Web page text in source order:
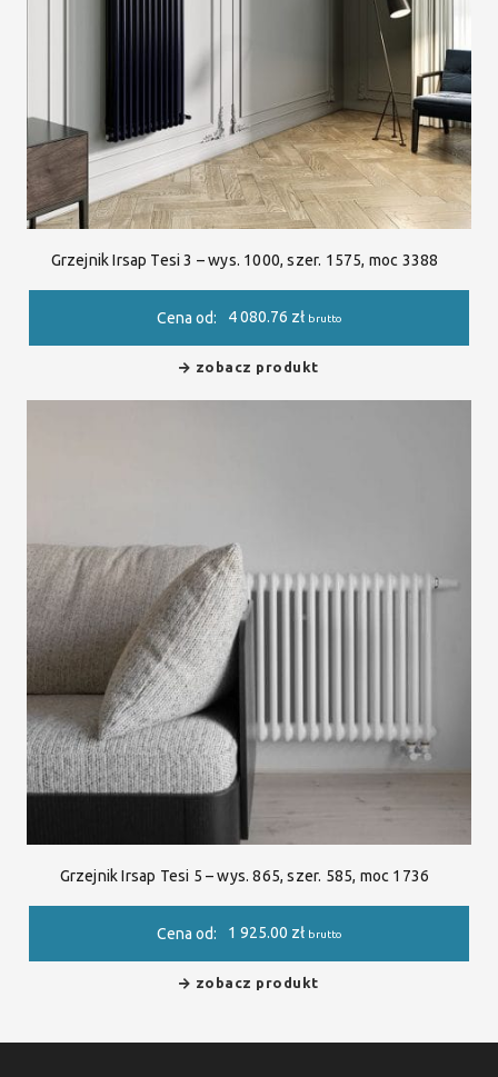
Grzejnik Irsap Tesi 3 – wys. 1000, szer. 1575, moc 3388
Cena od: 4 080.76 zł brutto
zobacz produkt
Grzejnik Irsap Tesi 5 – wys. 865, szer. 585, moc 1736
Cena od: 1 925.00 zł brutto
zobacz produkt